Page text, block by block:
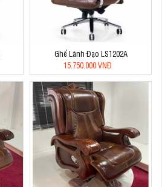
Ghế Lãnh Đạo LS1202A
15.750.000 VNĐ